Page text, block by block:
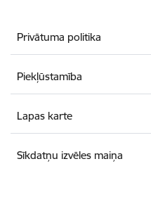
Privātuma politika
Piekļūstamība
Lapas karte
Sīkdatņu izvēles maiņa